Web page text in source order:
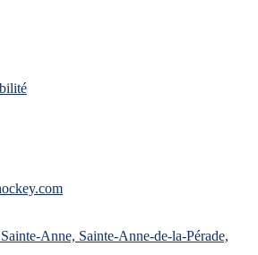
Anne, Sainte-Anne-de-la-Pérade,